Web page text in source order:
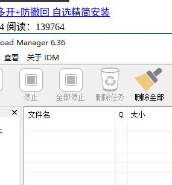
开+防撤回 自选精简安装
阅读：139764